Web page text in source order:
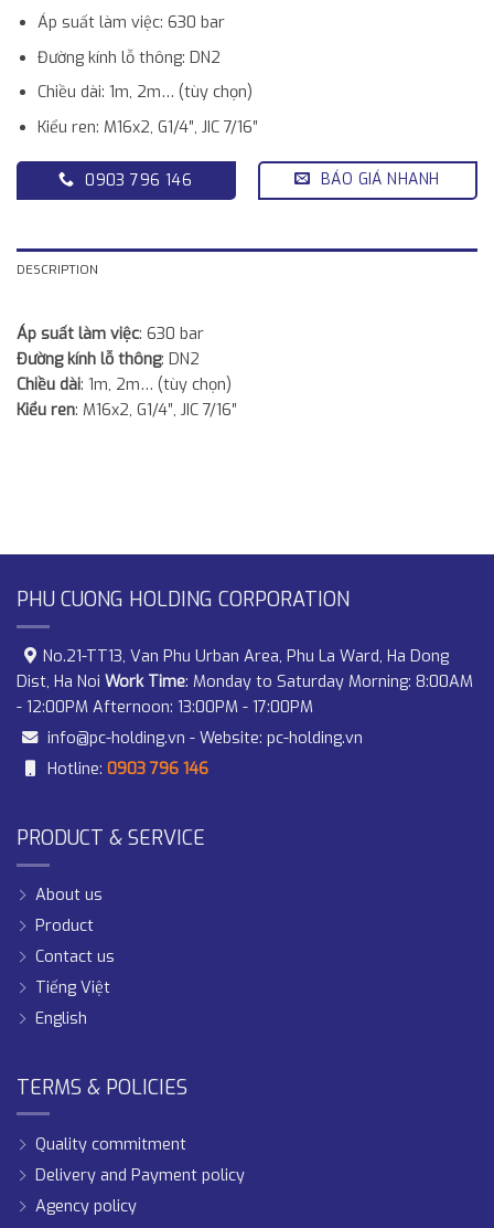
Áp suất làm việc: 630 bar
Đường kính lỗ thông: DN2
Chiều dài: 1m, 2m… (tùy chọn)
Kiểu ren: M16x2, G1/4″, JIC 7/16″
0903 796 146 BÁO GIÁ NHANH
DESCRIPTION
Áp suất làm việc: 630 bar
Đường kính lỗ thông: DN2
Chiều dài: 1m, 2m… (tùy chọn)
Kiểu ren: M16x2, G1/4″, JIC 7/16″
PHU CUONG HOLDING CORPORATION
No.21-TT13, Van Phu Urban Area, Phu La Ward, Ha Dong
Dist, Ha Noi Work Time: Monday to Saturday Morning: 8:00AM
- 12:00PM Afternoon: 13:00PM - 17:00PM
info@pc-holding.vn - Website: pc-holding.vn
Hotline: 0903 796 146
PRODUCT & SERVICE
About us
Product
Contact us
Tiếng Việt
English
TERMS & POLICIES
Quality commitment
Delivery and Payment policy
Agency policy